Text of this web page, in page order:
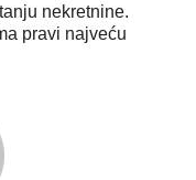
nekretnine.
pravi najveću